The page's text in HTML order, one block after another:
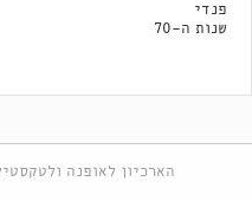
פנדי
שנות ה-70
הארכיון לאופנה